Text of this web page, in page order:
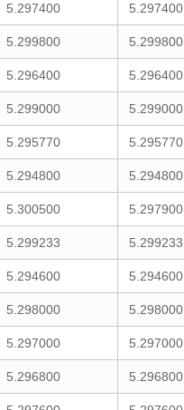
5.297400 5.297400
5.299800 5.299800
5.296400 5.296400
5.299000 5.299000
5.295770 5.295770
5.294800 5.294800
5.300500 5.297900
5.299233 5.299233
5.294600 5.294600
5.298000 5.298000
5.297000 5.297000
5.296800 5.296800